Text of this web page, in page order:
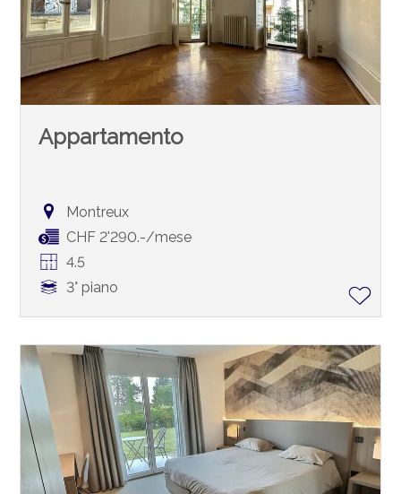
Appartamento
Montreux
CHF 2'290.-/mese
4.5
3° piano